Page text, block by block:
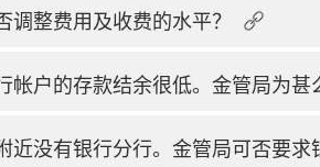
调整费用及收费的水平？
帐户的存款结余很低。金管局为甚
近没有银行分行。金管局可否要求